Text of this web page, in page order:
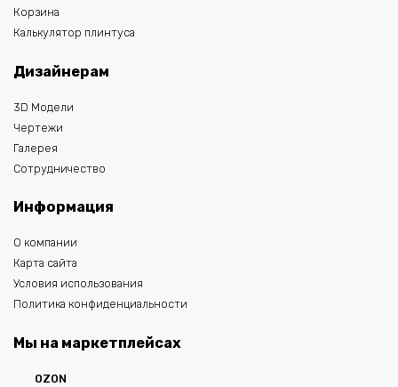
Корзина
Калькулятор плинтуса
Дизайнерам
3D Модели
Чертежи
Галерея
Сотрудничество
Информация
О компании
Карта сайта
Условия использования
Политика конфиденциальности
Мы на маркетплейсах
OZON